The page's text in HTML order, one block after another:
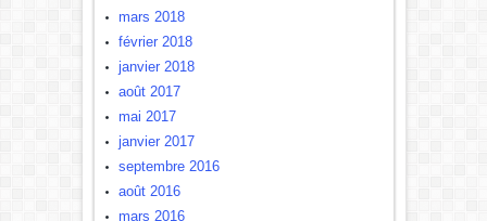
mars 2018
février 2018
janvier 2018
août 2017
mai 2017
janvier 2017
septembre 2016
août 2016
mars 2016